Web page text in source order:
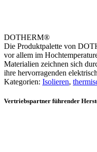
DOTHERM®
Die Produktpalette von
vor allem im
Materialien zeichnen sich
ihre hervorragenden
Kategorien: Isolieren,
Vertriebspartner führender